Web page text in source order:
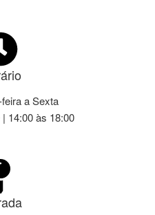
a Sexta
14:00 às 18:00